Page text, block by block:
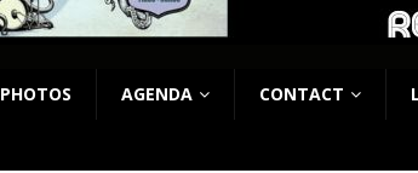
PHOTOS AGENDA CONTACT